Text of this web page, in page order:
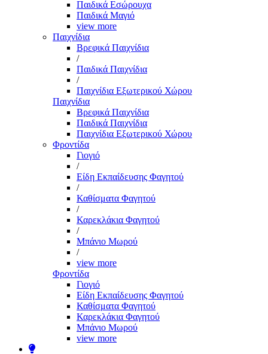
Παιδικά Εσώρουχα
Παιδικά Μαγιό
view more
Παιχνίδια
Βρεφικά Παιχνίδια
/
Παιδικά Παιχνίδια
/
Παιχνίδια Εξωτερικού Χώρου
Παιχνίδια
Βρεφικά Παιχνίδια
Παιδικά Παιχνίδια
Παιχνίδια Εξωτερικού Χώρου
Φροντίδα
Γιογιό
/
Είδη Εκπαίδευσης Φαγητού
/
Καθίσματα Φαγητού
/
Καρεκλάκια Φαγητού
/
Μπάνιο Μωρού
/
view more
Φροντίδα
Γιογιό
Είδη Εκπαίδευσης Φαγητού
Καθίσματα Φαγητού
Καρεκλάκια Φαγητού
Μπάνιο Μωρού
view more